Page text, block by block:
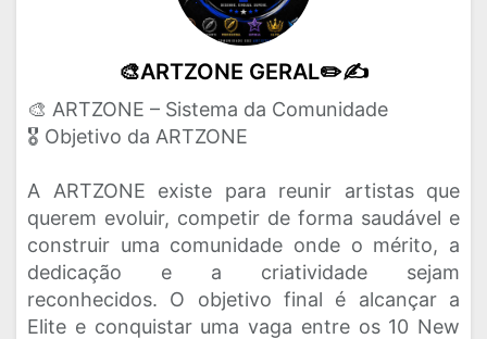
🎨ARTZONE GERAL✏️✍️
🎨 ARTZONE – Sistema da Comunidade
🎖️ Objetivo da ARTZONE
A ARTZONE existe para reunir artistas que
querem evoluir, competir de forma saudável e
construir uma comunidade onde o mérito, a
dedicação e a criatividade sejam
reconhecidos. O objetivo final é alcançar a
Elite e conquistar uma vaga entre os 10 New